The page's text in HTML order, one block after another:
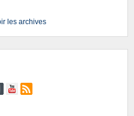
les archives